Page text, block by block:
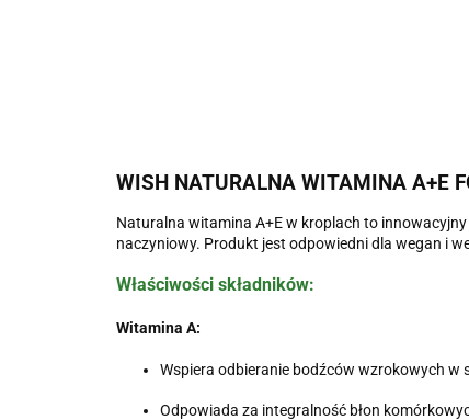
WISH NATURALNA WITAMINA A+E
Naturalna witamina A+E w kroplach to
naczyniowy. Produkt jest odpowiedni dla wegan i
Właściwości składników:
Witamina A:
Wspiera odbieranie bodźców wzrokowych w
Odpowiada za integralność błon